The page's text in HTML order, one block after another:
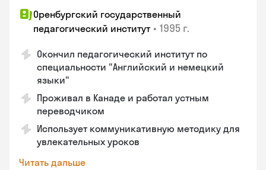
Оренбургский государственный
педагогический институт • 1995 г.
Окончил педагогический институт по
специальности "Английский и немецкий
языки"
Проживал в Канаде и работал устным
переводчиком
Использует коммуникативную методику для
увлекательных уроков
Читать дальше